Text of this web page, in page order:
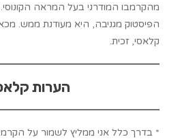
מהקרמבו המודרני בעל המראה
הפיסטוק מגניבה, היא מעודנת ממש.
קלאסי, זכית.
הערות
* בדרך כלל אני ממליץ לשמור על